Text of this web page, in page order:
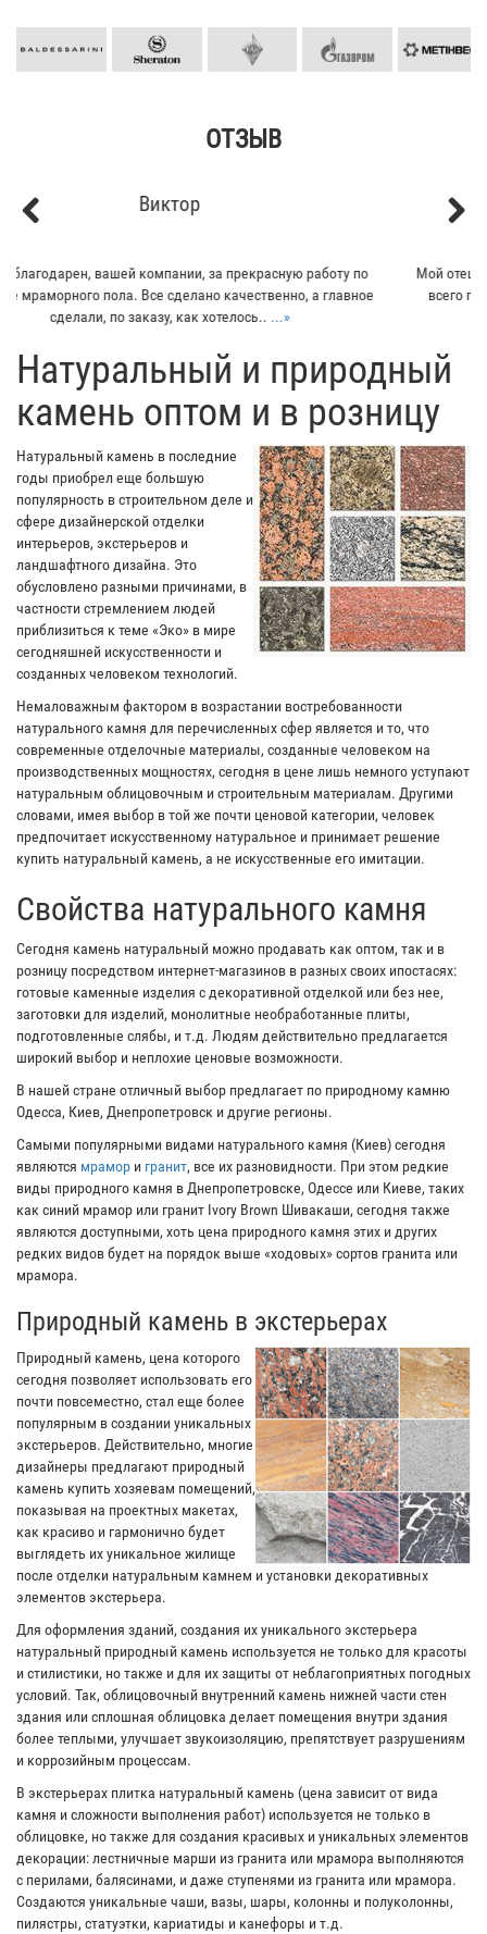
ОТЗЫВ
Мой отец заказывал плитку из гранита для своего дома. Больше
всего понравилось - индивидуальный подход к клиенту. Отец
остался очень доволен...
​Натуральный и природный
камень оптом и в розницу
Натуральный камень в последние
годы приобрел еще большую
популярность в строительном деле и
сфере дизайнерской отделки
интерьеров, экстерьеров и
ландшафтного дизайна. Это
обусловлено разными причинами, в
частности стремлением людей
приблизиться к теме «Эко» в мире
сегодняшней искусственности и
созданных человеком технологий.
Немаловажным фактором в возрастании востребованности
натурального камня для перечисленных сфер является и то, что
современные отделочные материалы, созданные человеком на
производственных мощностях, сегодня в цене лишь немного уступают
натуральным облицовочным и строительным материалам. Другими
словами, имея выбор в той же почти ценовой категории, человек
предпочитает искусственному натуральное и принимает решение
купить натуральный камень, а не искусственные его имитации.
Свойства натурального камня
Сегодня камень натуральный можно продавать как оптом, так и в
розницу посредством интернет-магазинов в разных своих ипостасях:
готовые каменные изделия с декоративной отделкой или без нее,
заготовки для изделий, монолитные необработанные плиты,
подготовленные слябы, и т.д. Людям действительно предлагается
широкий выбор и неплохие ценовые возможности.
В нашей стране отличный выбор предлагает по природному камню
Одесса, Киев, Днепропетровск и другие регионы.
Самыми популярными видами натурального камня (Киев) сегодня
являются мрамор и гранит, все их разновидности. При этом редкие
виды природного камня в Днепропетровске, Одессе или Киеве, таких
как синий мрамор или гранит Ivory Brown Шивакаши, сегодня также
являются доступными, хоть цена природного камня этих и других
редких видов будет на порядок выше «ходовых» сортов гранита или
мрамора.
Природный камень в экстерьерах
Природный камень, цена которого
сегодня позволяет использовать его
почти повсеместно, стал еще более
популярным в создании уникальных
экстерьеров. Действительно, многие
дизайнеры предлагают природный
камень купить хозяевам помещений,
показывая на проектных макетах,
как красиво и гармонично будет
выглядеть их уникальное жилище
после отделки натуральным камнем и установки декоративных
элементов экстерьера.
Для оформления зданий, создания их уникального экстерьера
натуральный природный камень используется не только для красоты
и стилистики, но также и для их защиты от неблагоприятных погодных
условий. Так, облицовочный внутренний камень нижней части стен
здания или сплошная облицовка делает помещения внутри здания
более теплыми, улучшает звукоизоляцию, препятствует разрушениям
и коррозийным процессам.
В экстерьерах плитка натуральный камень (цена зависит от вида
камня и сложности выполнения работ) используется не только в
облицовке, но также для создания красивых и уникальных элементов
декорации: лестничные марши из гранита или мрамора выполняются
с перилами, балясинами, и даже ступенями из гранита или мрамора.
Создаются уникальные чаши, вазы, шары, колонны и полуколонны,
пилястры, статуэтки, кариатиды и канефоры и т.д.